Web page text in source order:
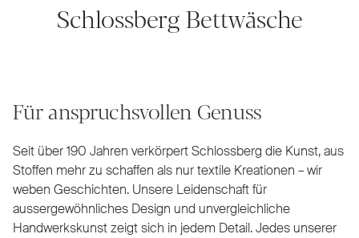
Schlossberg Bettwäsche
Für anspruchsvollen Genuss
Seit über 190 Jahren verkörpert Schlossberg die Kunst, aus
Stoffen mehr zu schaffen als nur textile Kreationen – wir
weben Geschichten. Unsere Leidenschaft für
aussergewöhnliches Design und unvergleichliche
Handwerkskunst zeigt sich in jedem Detail. Jedes unserer